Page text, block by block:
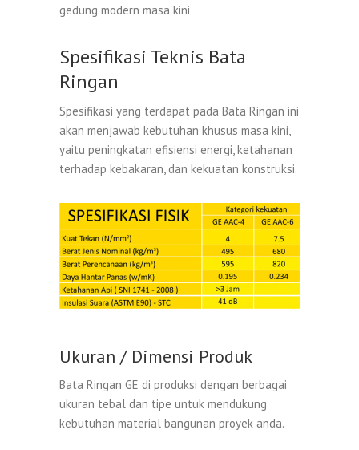
gedung modern masa kini
Spesifikasi Teknis Bata
Ringan
Spesifikasi yang terdapat pada Bata Ringan ini
akan menjawab kebutuhan khusus masa kini,
yaitu peningkatan efisiensi energi, ketahanan
terhadap kebakaran, dan kekuatan konstruksi.
Ukuran / Dimensi Produk
Bata Ringan GE di produksi dengan berbagai
ukuran tebal dan tipe untuk mendukung
kebutuhan material bangunan proyek anda.